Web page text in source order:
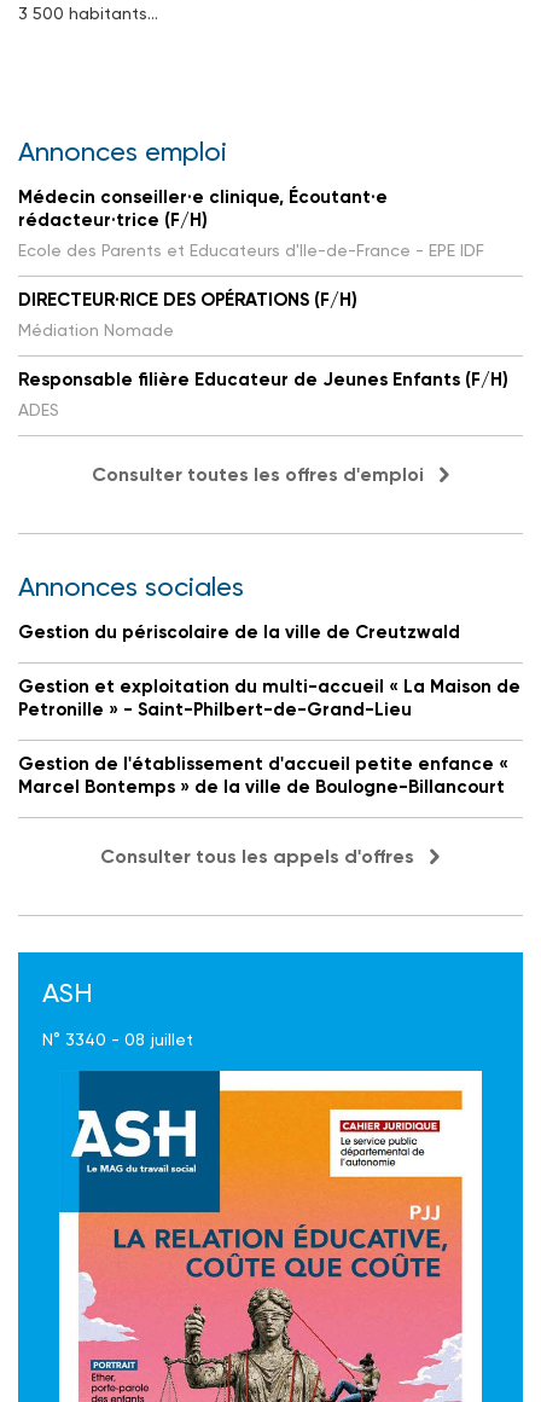
3 500 habitants…
Annonces emploi
Médecin conseiller·e clinique, Écoutant·e
rédacteur·trice (F/H)
Ecole des Parents et Educateurs d'Ile-de-France - EPE IDF
DIRECTEUR·RICE DES OPÉRATIONS (F/H)
Médiation Nomade
Responsable filière Educateur de Jeunes Enfants (F/H)
ADES
Consulter toutes les offres d'emploi
Annonces sociales
Gestion du périscolaire de la ville de Creutzwald
Gestion et exploitation du multi-accueil « La Maison de
Petronille » - Saint-Philbert-de-Grand-Lieu
Gestion de l'établissement d'accueil petite enfance «
Marcel Bontemps » de la ville de Boulogne-Billancourt
Consulter tous les appels d'offres
ASH
N° 3340 - 08 juillet